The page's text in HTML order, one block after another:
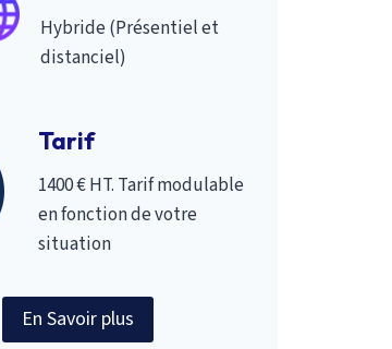
groupe Les caractéristiques de la RA :
Hybride (Présentiel et
distanciel)
Tarif
1400 € HT. Tarif modulable
en fonction de votre
situation
En Savoir plus